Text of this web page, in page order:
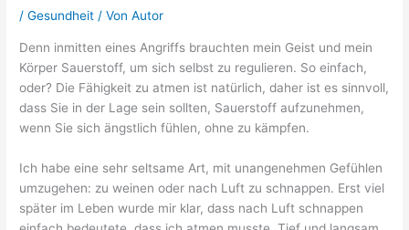
/Gesundheit / VonAutor
Denn inmitten eines Angriffs brauchten mein Geist und mein
Körper Sauerstoff, um sich selbst zu regulieren. So einfach,
oder? Die Fähigkeit zu atmen ist natürlich, daher ist es sinnvoll,
dass Sie in der Lage sein sollten, Sauerstoff aufzunehmen,
wenn Sie sich ängstlich fühlen, ohne zu kämpfen.
Ich habe eine sehr seltsame Art, mit unangenehmen Gefühlen
umzugehen: zu weinen oder nach Luft zu schnappen. Erst viel
später im Leben wurde mir klar, dass nach Luft schnappen